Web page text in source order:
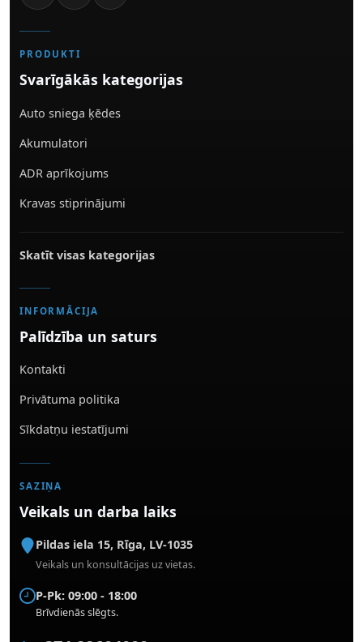
PRODUKTI
Svarīgākās kategorijas
Auto sniega ķēdes
Akumulatori
ADR aprīkojums
Kravas stiprinājumi
Skatīt visas kategorijas
INFORMĀCIJA
Palīdzība un saturs
Kontakti
Privātuma politika
Sīkdatņu iestatījumi
SAZIŅA
Veikals un darba laiks
Pildas iela 15, Rīga, LV-1035
Veikals un konsultācijas uz vietas.
P-Pk: 09:00 - 18:00
Brīvdienās slēgts.